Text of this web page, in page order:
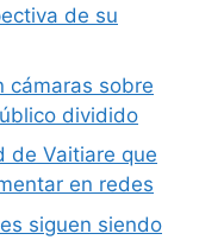
de su
cámaras sobre
dividido
de Vaitiare que
en redes
siguen siendo